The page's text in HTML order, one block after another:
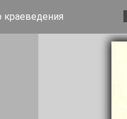
краеведения